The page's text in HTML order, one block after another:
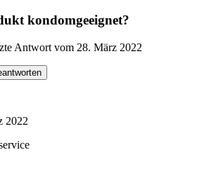
kondomgeeignet?
Antwort vom 28. März 2022
2022